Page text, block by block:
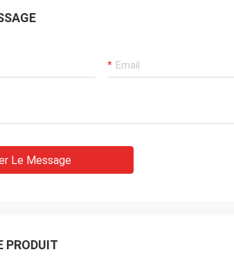
Le Message
PRODUIT